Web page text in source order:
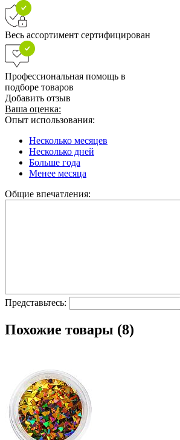
Весь ассортимент сертифицирован
Профессиональная помощь в
подборе товаров
Добавить отзыв
Ваша оценка:
Опыт использования:
Несколько месяцев
Несколько дней
Больше года
Менее месяца
Общие впечатления:
Представьтесь:
Похожие товары (8)